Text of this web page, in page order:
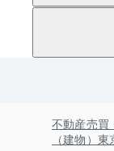
不動産売買
（建物）東